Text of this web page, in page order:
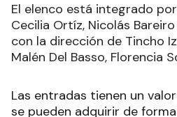
El elenco está integrado
Cecilia Ortíz, Nicolás
con la dirección de Tincho
Malén Del Basso, Florencia
Las entradas tienen un
se pueden adquirir de